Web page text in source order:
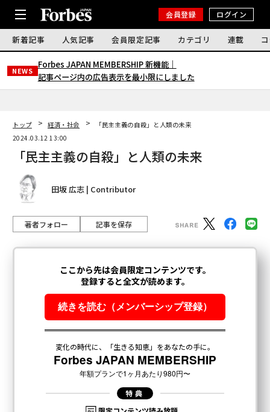
会員登録 ログイン
新着記事 人気記事 会員限定記事 カテゴリ 連載
NEWS
Forbes JAPAN MEMBERSHIP 新機能｜
記事ページ内の広告表示を最小限にしました
トップ 経済・社会
「民主主義の自殺」と人類の未来
2024.03.12 13:00
「民主主義の自殺」と人類の未来
田坂 広志 | Contributor
著者フォロー 記事を保存